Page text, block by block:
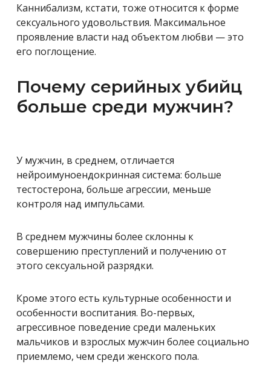
Каннибализм, кстати, тоже относится к форме
сексуального удовольствия. Максимальное
проявление власти над объектом любви — это
его поглощение.
Почему серийных убийц
больше среди мужчин?
У мужчин, в среднем, отличается
нейроимуноендокринная система: больше
тестостерона, больше агрессии, меньше
контроля над импульсами.
В среднем мужчины более склонны к
совершению преступлений и получению от
этого сексуальной разрядки.
Кроме этого есть культурные особенности и
особенности воспитания. Во-первых,
агрессивное поведение среди маленьких
мальчиков и взрослых мужчин более социально
приемлемо, чем среди женского пола.